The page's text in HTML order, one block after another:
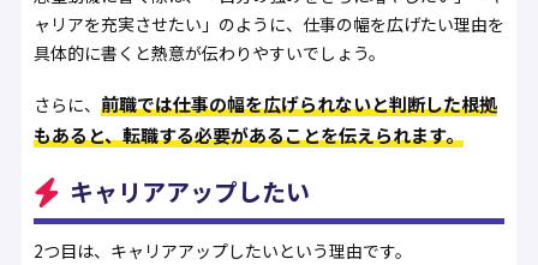
ャリアを充実させたい」のように、仕事の幅を広げたい理由を
具体的に書くと熱意が伝わりやすいでしょう。
さらに、 前職では仕事の幅を広げられないと判断した根拠
もあると、転職する必要があることを伝えられます。
キャリアアップしたい
2つ目は、キャリアアップしたいという理由です。